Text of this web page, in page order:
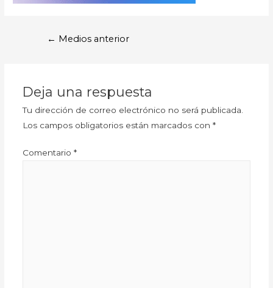
← Medios anterior
Deja una respuesta
Tu dirección de correo electrónico no será publicada.
Los campos obligatorios están marcados con *
Comentario *